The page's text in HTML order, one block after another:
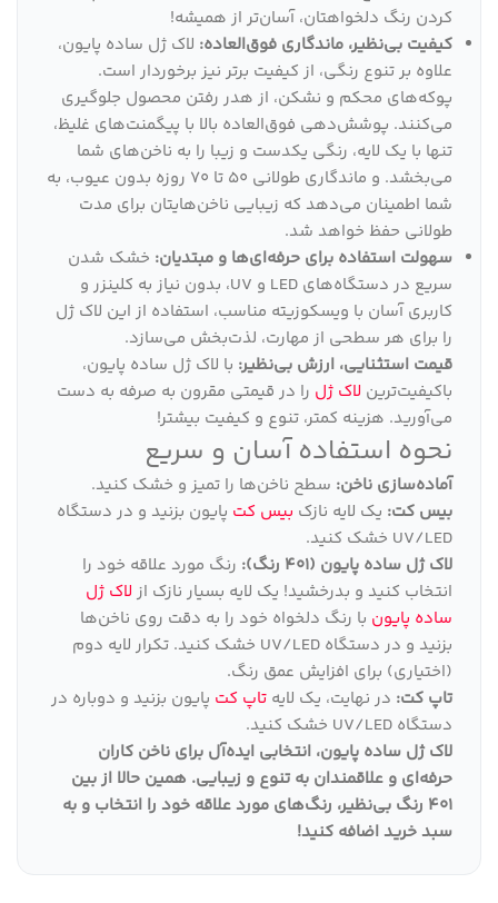
کردن رنگ دلخواهتان، آسان‌تر از همیشه!
کیفیت بی‌نظیر، ماندگاری فوق‌العاده: لاک ژل ساده پایون،
علاوه بر تنوع رنگی، از کیفیت برتر نیز برخوردار است.
پوکه‌های محکم و نشکن، از هدر رفتن محصول جلوگیری
می‌کنند. پوشش‌دهی فوق‌العاده بالا با پیگمنت‌های غلیظ،
تنها با یک لایه، رنگی یکدست و زیبا را به ناخن‌های شما
می‌بخشد. و ماندگاری طولانی 50 تا 70 روزه بدون عیوب، به
شما اطمینان می‌دهد که زیبایی ناخن‌هایتان برای مدت
طولانی حفظ خواهد شد.
سهولت استفاده برای حرفه‌ای‌ها و مبتدیان: خشک شدن
سریع در دستگاه‌های LED و UV، بدون نیاز به کلینزر و
کاربری آسان با ویسکوزیته مناسب، استفاده از این لاک ژل
را برای هر سطحی از مهارت، لذت‌بخش می‌سازد.
قیمت استثنایی، ارزش بی‌نظیر: با لاک ژل ساده پایون،
باکیفیت‌ترین لاک ژل را در قیمتی مقرون به صرفه به دست
می‌آورید. هزینه کمتر، تنوع و کیفیت بیشتر!
نحوه استفاده آسان و سریع
آماده‌سازی ناخن: سطح ناخن‌ها را تمیز و خشک کنید.
بیس کت: یک لایه نازک بیس کت پایون بزنید و در دستگاه
UV/LED خشک کنید.
لاک ژل ساده پایون (401 رنگ):
رنگ مورد علاقه خود را
انتخاب کنید و بدرخشید! یک لایه بسیار نازک از لاک ژل
ساده پایون با رنگ دلخواه خود را به دقت روی ناخن‌ها
بزنید و در دستگاه UV/LED خشک کنید. تکرار لایه دوم
(اختیاری) برای افزایش عمق رنگ.
تاپ کت: در نهایت، یک لایه تاپ کت پایون بزنید و دوباره در
دستگاه UV/LED خشک کنید.
لاک ژل ساده پایون، انتخابی ایده‌آل برای ناخن کاران
حرفه‌ای و علاقمندان به تنوع و زیبایی. همین حالا از بین
401 رنگ بی‌نظیر، رنگ‌های مورد علاقه خود را انتخاب و به
سبد خرید اضافه کنید!